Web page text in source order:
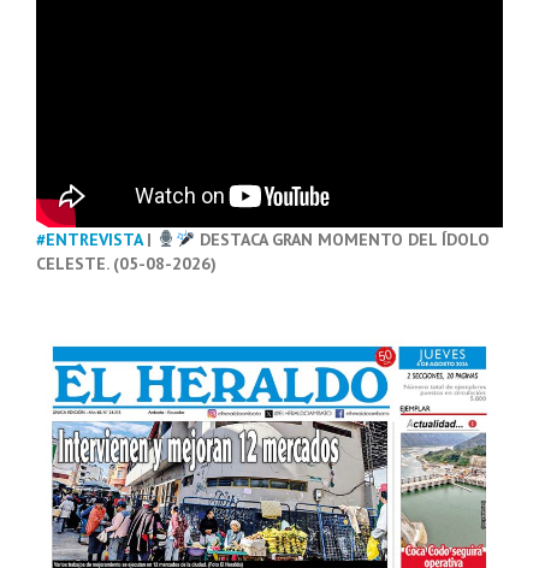
#ENTREVISTA|
DESTACA GRAN MOMENTO DEL ÍDOLO
CELESTE. (05-08-2026)